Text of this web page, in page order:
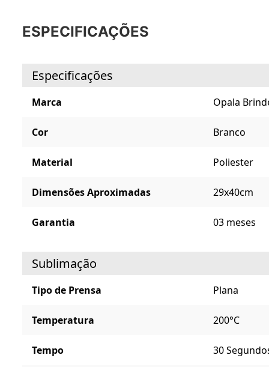
ESPECIFICAÇÕES
Especificações
Marca Opala
Cor Branco
Material Poliester
Dimensões Aproximadas 29x40cm
Garantia 03 meses
Sublimação
Tipo de Prensa Plana
Temperatura 200°C
Tempo 30